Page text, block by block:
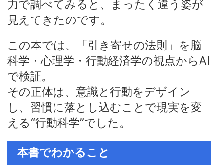
力で調べてみると、まったく違う姿が
見えてきたのです。
この本では、「引き寄せの法則」を脳
科学・心理学・行動経済学の視点からAI
で検証。
その正体は、意識と行動をデザイン
し、習慣に落とし込むことで現実を変
える“行動科学”でした。
本書でわかること